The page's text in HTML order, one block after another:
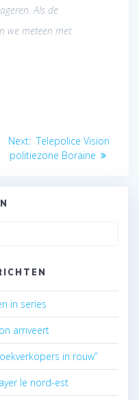
Als de
we meteen met
Next: Next
post:
Telepolice Vision
politiezone Boraine
in series
arriveert
in rouw”
le nord-est